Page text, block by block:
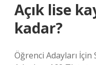
Açık lise
kadar?
Öğrenci Adayları İçin